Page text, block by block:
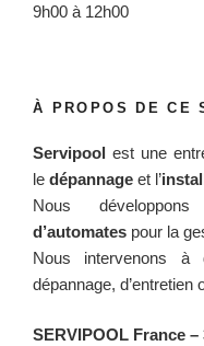
9h00 à 12h00
À PROPOS DE CE
Servipool est une
le dépannage et l’
Nous
d’automates pour la
Nous intervenons à
dépannage, d’entretien
SERVIPOOL France –